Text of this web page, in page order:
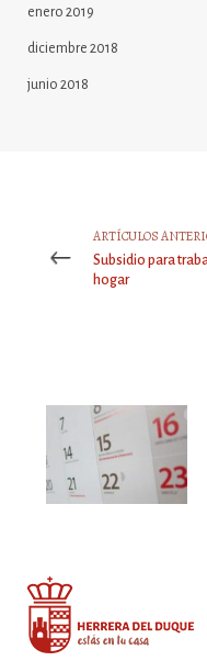
enero 2019
diciembre 2018
junio 2018
ARTÍCULOS
Subsidio para
hogar